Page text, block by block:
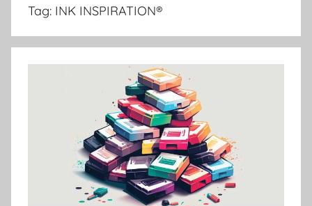
Tag: INK INSPIRATION®